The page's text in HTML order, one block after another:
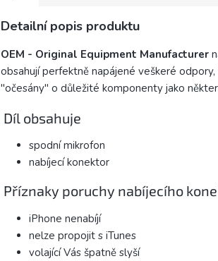
Detailní popis produktu
OEM - Original Equipment Manufacturer
obsahují perfektně napájené veškeré
"očesány" o důležité komponenty jako
Díl obsahuje
spodní mikrofon
nabíjecí konektor
Příznaky poruchy nabíjecího
iPhone nenabíjí
nelze propojit s iTunes
volající Vás špatně slyší